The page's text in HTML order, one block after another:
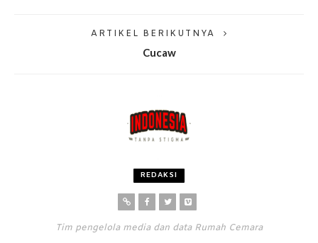
ARTIKEL BERIKUTNYA
Cucaw
REDAKSI
Tim pengelola media dan data Rumah Cemara